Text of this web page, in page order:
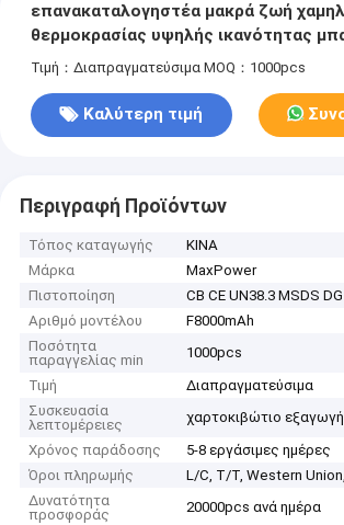
επανακαταλογηστέα μακρά ζωή
θερμοκρασίας υψηλής ικανότητας
F8000mAh NiCd
Τιμή：Διαπραγματεύσιμα MOQ：1000pcs
Καλύτερη τιμή
Περιγραφή Προϊόντων
Τόπος καταγωγής
ΚΙΝΑ
Μάρκα
MaxPower
Πιστοποίηση
CB CE UN38.3 MSDS
Αριθμό μοντέλου
F8000mAh
Ποσότητα
παραγγελίας min
1000pcs
Τιμή
Διαπραγματεύσιμα
Συσκευασία
λεπτομέρειες
χαρτοκιβώτιο
Χρόνος παράδοσης
5-8 εργάσιμες ημέρες
Όροι πληρωμής
L/C, T/T, Western
Δυνατότητα
προσφοράς
20000pcs ανά ημέρα